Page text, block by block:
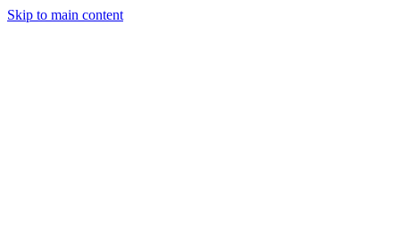
Skip to main content